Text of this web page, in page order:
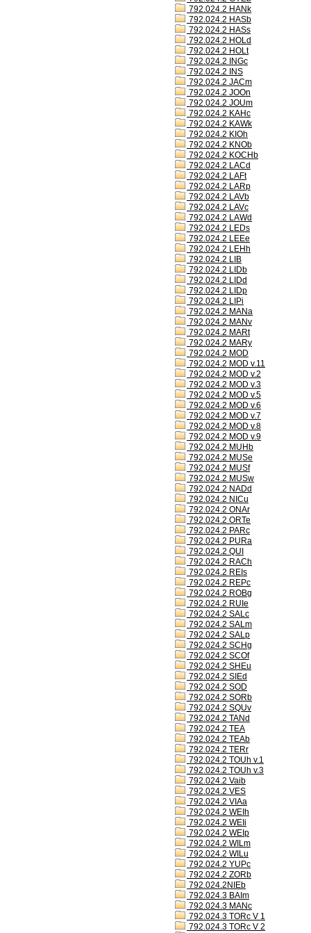
792.024.2 HANk
792.024.2 HASb
792.024.2 HASs
792.024.2 HOLd
792.024.2 HOLt
792.024.2 INGc
792.024.2 INS
792.024.2 JACm
792.024.2 JOOn
792.024.2 JOUm
792.024.2 KAHc
792.024.2 KAWk
792.024.2 KIOh
792.024.2 KNOb
792.024.2 KOCHb
792.024.2 LACd
792.024.2 LAFt
792.024.2 LARp
792.024.2 LAVb
792.024.2 LAVc
792.024.2 LAWd
792.024.2 LEDs
792.024.2 LEEe
792.024.2 LEHh
792.024.2 LIB
792.024.2 LIDb
792.024.2 LIDd
792.024.2 LIDp
792.024.2 LIPi
792.024.2 MANa
792.024.2 MANv
792.024.2 MARt
792.024.2 MARy
792.024.2 MOD
792.024.2 MOD v.11
792.024.2 MOD v.2
792.024.2 MOD v.3
792.024.2 MOD v.5
792.024.2 MOD v.6
792.024.2 MOD v.7
792.024.2 MOD v.8
792.024.2 MOD v.9
792.024.2 MUHb
792.024.2 MUSe
792.024.2 MUSf
792.024.2 MUSw
792.024.2 NADd
792.024.2 NICu
792.024.2 ONAr
792.024.2 ORTe
792.024.2 PARc
792.024.2 PURa
792.024.2 QUI
792.024.2 RACh
792.024.2 REIs
792.024.2 REPc
792.024.2 ROBg
792.024.2 RUIe
792.024.2 SALc
792.024.2 SALm
792.024.2 SALp
792.024.2 SCHg
792.024.2 SCOf
792.024.2 SHEu
792.024.2 SIEd
792.024.2 SOD
792.024.2 SORb
792.024.2 SQUv
792.024.2 TANd
792.024.2 TEA
792.024.2 TEAb
792.024.2 TERr
792.024.2 TOUh v.1
792.024.2 TOUh v.3
792.024.2 Vaib
792.024.2 VES
792.024.2 VIAa
792.024.2 WEIh
792.024.2 WEIi
792.024.2 WEIp
792.024.2 WILm
792.024.2 WILu
792.024.2 YUPc
792.024.2 ZORb
792.024.2NIEb
792.024.3 BAIm
792.024.3 MANc
792.024.3 TORc V 1
792.024.3 TORc V 2